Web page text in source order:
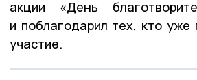
акции «День
и поблагодарил тех, кто уже
участие.